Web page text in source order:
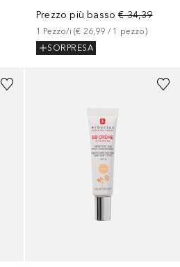
Prezzo più basso € 34,39
1 Pezzo/i (€ 26,99 / 1 pezzo)
SORPRESA
+2